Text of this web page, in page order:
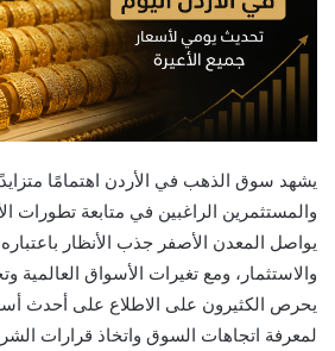
يشهد سوق الذهب في الأردن اهتمامًا
والمستثمرين الراغبين في متابعة تطورات
يواصل المعدن الأصفر جذب الأنظار باعتباره
والاستثمار، ومع تغيرات الأسواق العالمية
يحرص الكثيرون على الاطلاع على أحدث
لمعرفة اتجاهات السوق واتخاذ قرارات